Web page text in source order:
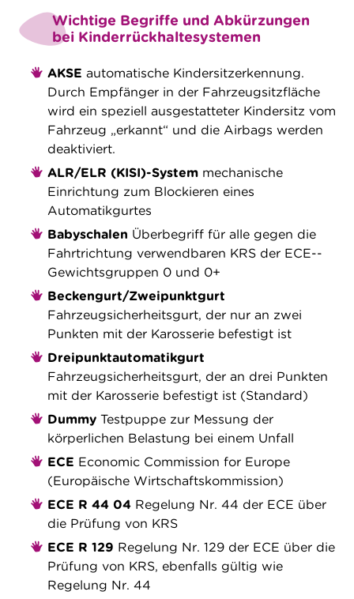
Wichtige Begriffe und Abkürzungen
bei Kinderrückhaltesystemen
AKSE automatische Kindersitzerkennung.
Durch Empfänger in der Fahrzeugsitzfläche
wird ein speziell ausgestatteter Kindersitz vom
Fahrzeug „erkannt“ und die Airbags werden
deaktiviert.
ALR/ELR (KISI)-System mechanische
Einrichtung zum Blockieren eines
Automatikgurtes
Babyschalen Überbegriff für alle gegen die
Fahrtrichtung verwendbaren KRS der ECE-­
Gewichtsgruppen 0 und 0+
Beckengurt/Zweipunktgurt
Fahrzeugsicherheitsgurt, der nur an zwei
Punkten mit der Karosserie befestigt ist
Dreipunktautomatikgurt
Fahrzeugsicherheitsgurt, der an drei Punkten
mit der Karosserie befestigt ist (Standard)
Dummy Testpuppe zur Messung der
körperlichen Belastung bei einem Unfall
ECE Economic Commission for Europe
(Europäische Wirt­schaftskommission)
ECE R 44 04 Regelung Nr. 44 der ECE über
die Prüfung von KRS
ECE R 129 Regelung Nr. 129 der ECE über die
Prüfung von KRS, ebenfalls gültig wie
Regelung Nr. 44